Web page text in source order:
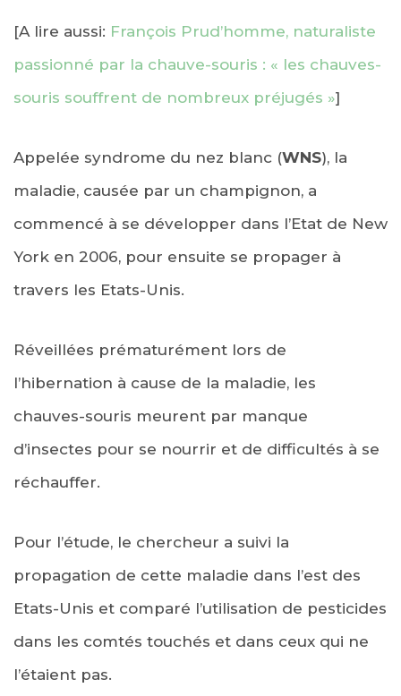
[A lire aussi: François Prud’homme, naturaliste
passionné par la chauve-souris : « les chauves-
souris souffrent de nombreux préjugés »]
Appelée syndrome du nez blanc (WNS), la
maladie, causée par un champignon, a
commencé à se développer dans l’Etat de New
York en 2006, pour ensuite se propager à
travers les Etats-Unis.
Réveillées prématurément lors de
l’hibernation à cause de la maladie, les
chauves-souris meurent par manque
d’insectes pour se nourrir et de difficultés à se
réchauffer.
Pour l’étude, le chercheur a suivi la
propagation de cette maladie dans l’est des
Etats-Unis et comparé l’utilisation de pesticides
dans les comtés touchés et dans ceux qui ne
l’étaient pas.